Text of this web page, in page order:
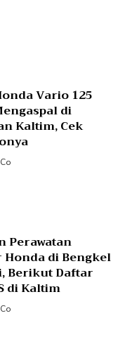
Vario 125
di
Kaltim, Cek
Perawatan
di Bengkel
Berikut Daftar
di Kaltim